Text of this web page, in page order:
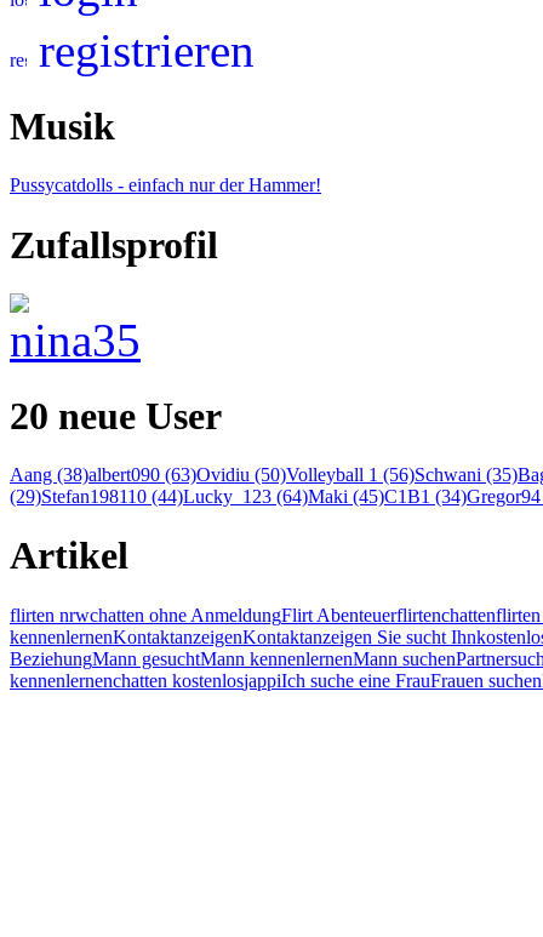
registrieren
Musik
Pussycatdolls - einfach nur der Hammer!
Zufallsprofil
20 neue User
Aang (38)albert090 (63)Ovidiu (50)Volleyball 1 (56)Schwani (35)
(29)Stefan198110 (44)Lucky_123 (64)Maki (45)C1B1 (34)
Artikel
flirten nrwchatten ohne AnmeldungFlirt Abenteuerflirtenchattenflirten
kennenlernenKontaktanzeigenKontaktanzeigen Sie sucht Ihn
BeziehungMann gesuchtMann kennenlernenMann suchen
kennenlernenchatten kostenlosjappiIch suche eine FrauFrauen suchen